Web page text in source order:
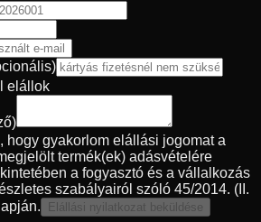
elállok
hogy gyakorlom elállási jogomat a
termék(ek) adásvételére
a fogyasztó és a vállalkozás
szabályairól szóló 45/2014. (II.
Elállási nyilatkozat beküldése